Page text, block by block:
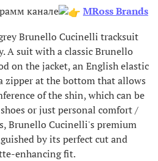
канале
MRoss Brands
Brunello Cucinelli tracksuit
A suit with a classic Brunello
on the jacket, an English elastic
zipper at the bottom that allows
of the shin, which can be
or just personal comfort /
Brunello Cucinelli's premium
by its perfect cut and
enhancing fit.